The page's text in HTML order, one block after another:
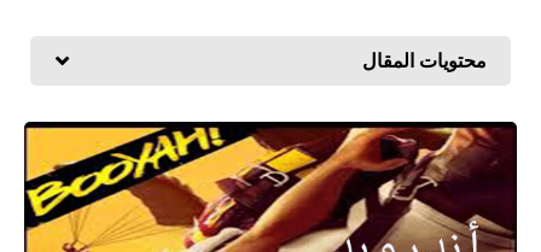
محتويات المقال